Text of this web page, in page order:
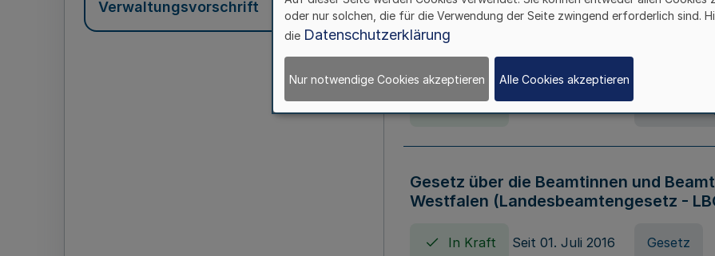
Verwaltungsvorschrift
Verordnung über die
Nordrhein-Westfalen
Gesetz über die Beamtinnen und
Westfalen (Landesbeamtengesetz -
In Kraft Seit 01. Juli 2016 Gesetz
oder nur solchen, die für die Verwendung der Seite zwingend erforderlich sind.
die Datenschutzerklärung
Nur notwendige Cookies akzeptieren Alle Cookies akzeptieren